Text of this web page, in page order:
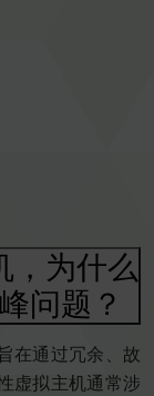
，为什么
问题？
在通过冗余、故
虚拟主机通常涉